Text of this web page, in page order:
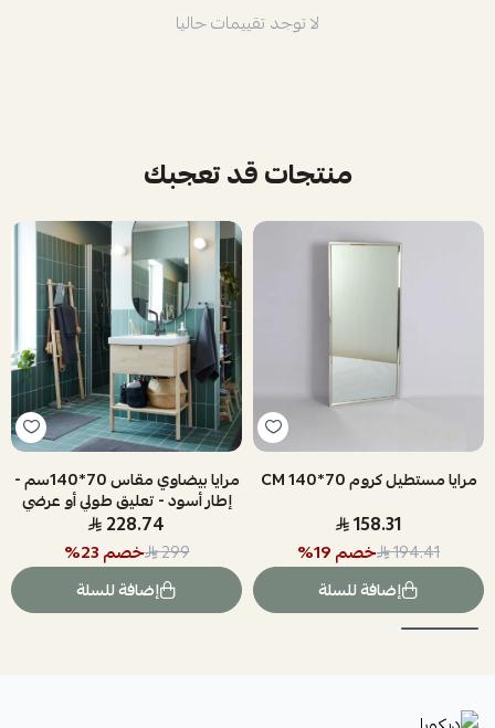
لا توجد تقييمات حاليا
منتجات قد تعجبك
مرايا مستطيل كروم 70*140 CM
158.31
194.41 خصم19
%
إضافة للسلة
مرايا بيضاوي مقاس 70*140سم -
إطار أسود - تعليق طولي أو عرضي
228.74
299 خصم23
%
إضافة للسلة